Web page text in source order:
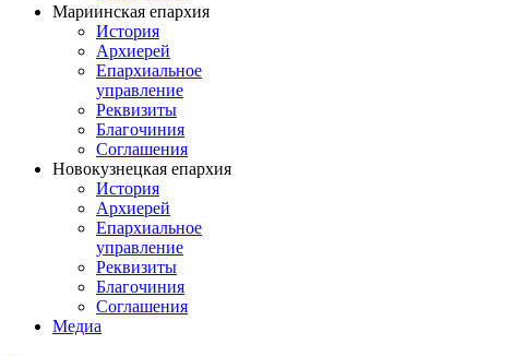
Мариинская епархия
История
Архиерей
Епархиальное
управление
Реквизиты
Благочиния
Соглашения
Новокузнецкая епархия
История
Архиерей
Епархиальное
управление
Реквизиты
Благочиния
Соглашения
Медиа